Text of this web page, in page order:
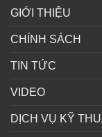
GIỚI THIỆU
CHÍNH SÁCH
TIN TỨC
VIDEO
DỊCH VỤ KỸ